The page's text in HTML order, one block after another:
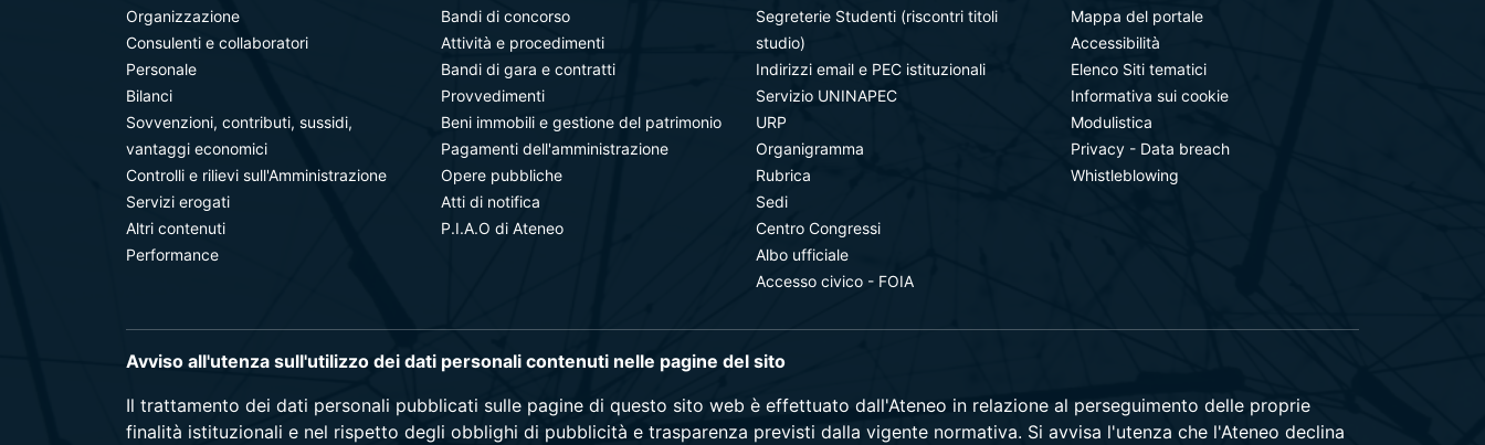
Organizzazione
Consulenti e collaboratori
Personale
Bilanci
Sovvenzioni, contributi, sussidi,
vantaggi economici
Controlli e rilievi sull'Amministrazione
Servizi erogati
Altri contenuti
Performance
Bandi di concorso
Attività e procedimenti
Bandi di gara e contratti
Provvedimenti
Beni immobili e gestione del patrimonio
Pagamenti dell'amministrazione
Opere pubbliche
Atti di notifica
P.I.A.O di Ateneo
Segreterie Studenti (riscontri titoli
studio)
Indirizzi email e PEC istituzionali
Servizio UNINAPEC
URP
Organigramma
Rubrica
Sedi
Centro Congressi
Albo ufficiale
Accesso civico - FOIA
Mappa del portale
Accessibilità
Elenco Siti tematici
Informativa sui cookie
Modulistica
Privacy - Data breach
Whistleblowing
Avviso all'utenza sull'utilizzo dei dati personali contenuti nelle pagine del sito
Il trattamento dei dati personali pubblicati sulle pagine di questo sito web è effettuato dall'Ateneo in relazione al perseguimento delle proprie
finalità istituzionali e nel rispetto degli obblighi di pubblicità e trasparenza previsti dalla vigente normativa. Si avvisa l'utenza che l'Ateneo declina